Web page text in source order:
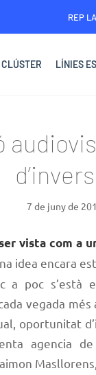
REP
CLÚSTER LÍNIES
7 de juny de
vista com a
idea encara
a poc s’està
vegada
oportunitat
agencia